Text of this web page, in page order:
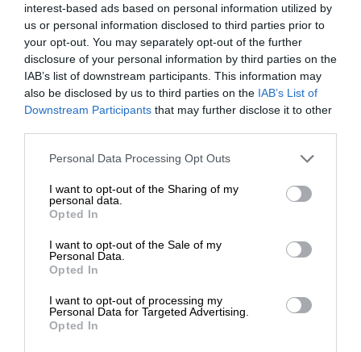
interest-based ads based on personal information utilized by
us or personal information disclosed to third parties prior to
your opt-out. You may separately opt-out of the further
disclosure of your personal information by third parties on the
IAB’s list of downstream participants. This information may
also be disclosed by us to third parties on the IAB’s List of
Downstream Participants that may further disclose it to other
Please note that this website/app uses one or more Google
not limited to your visit or usage behaviour. You may click to
grant or deny consent to Google and its third-party tags to
use your data for below specified purposes in below Google
consent section.
Personal Data Processing Opt Outs
I want to opt-out of the Sharing of my
personal data.
Opted In
I want to opt-out of the Sale of my
Personal Data.
Opted In
I want to opt-out of processing my
Personal Data for Targeted Advertising.
Opted In
kísér – úgy tűnik, a turisták egyre inkább fordulnak
el a karib-tengeri térség egyik központjától.